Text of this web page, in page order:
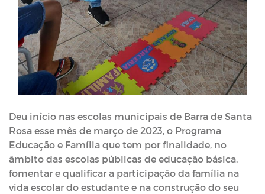
Deu início nas escolas municipais de Barra de Santa
Rosa esse mês de março de 2023, o Programa
Educação e Família que tem por finalidade, no
âmbito das escolas públicas de educação básica,
fomentar e qualificar a participação da família na
vida escolar do estudante e na construção do seu